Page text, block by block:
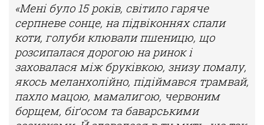
«Мені було 15 років, світило гаряче
серпневе сонце, на підвіконнях спали
коти, голуби клювали пшеницю, що
розсипалася дорогою на ринок і
заховалася між бруківкою, знизу помалу,
якось меланхолійно, підіймався трамвай,
пахло мацою, мамалигою, червоним
борщем, біґосом та баварськими